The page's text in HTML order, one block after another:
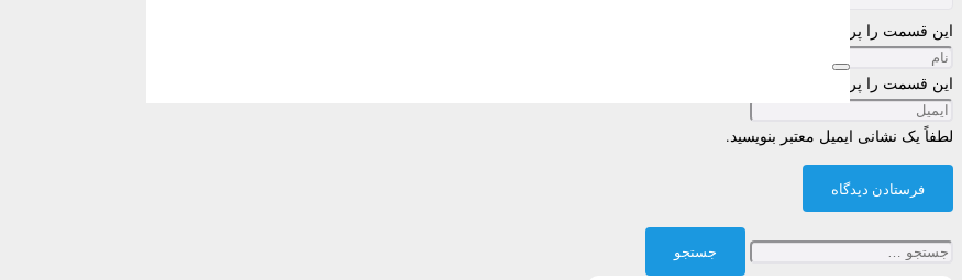
این قسمت را پر کنید
این قسمت را پر کنید
لطفاً یک نشانی ایمیل معتبر بنویسید.
فرستادن دیدگاه
جستجو
برای: